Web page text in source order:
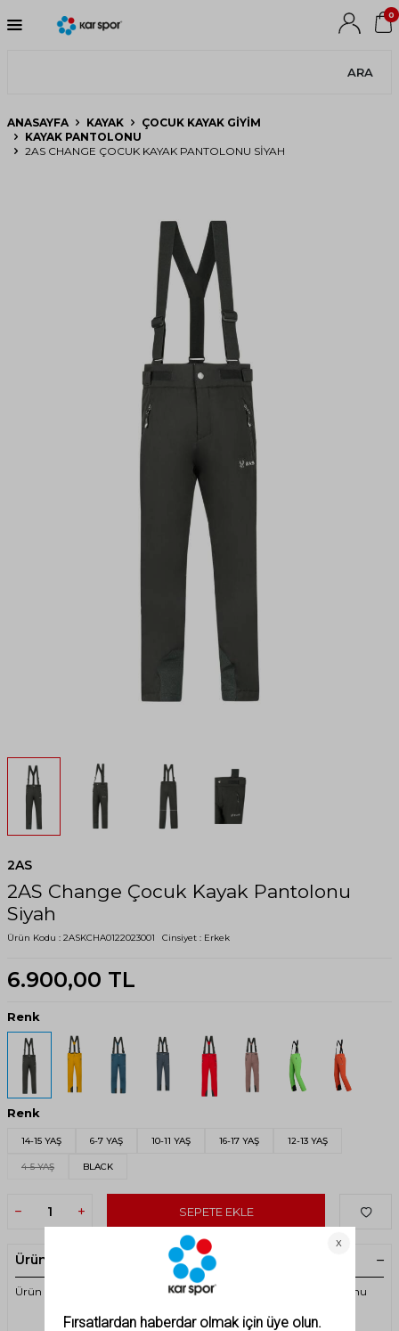
ARA
0
ANASAYFA KAYAK
ÇOCUK KAYAK GIYIM
KAYAK PANTOLONU
2AS CHANGE ÇOCUK KAYAK PANTOLONU SIYAH
2AS
2AS Change Çocuk Kayak Pantolonu
Siyah
Ürün Kodu : 2ASKCHA0122023001 Cinsiyet : Erkek
6.900,00 TL
Renk
Renk
14-15 YAŞ 6-7 YAŞ 10-11 YAŞ 16-17 YAŞ 12-13 YAŞ
4-5 YAŞ BLACK
SEPETE EKLE
Ürün Açıklaması
Ürün Kodu:2ASKCHA0122023-2AS Change Çocuk Kayak Pantolonu